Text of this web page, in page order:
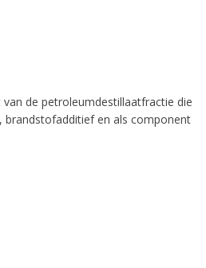
de petroleumdestillaatfractie die
brandstofadditief en als component